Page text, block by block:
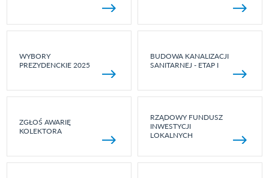
WYBORY
PREZYDENCKIE 2025
BUDOWA KANALIZACJI
SANITARNEJ - ETAP I
ZGŁOŚ AWARIĘ
KOLEKTORA
RZĄDOWY FUNDUSZ
INWESTYCJI
LOKALNYCH